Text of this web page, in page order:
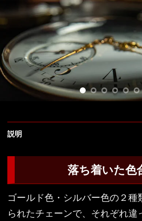
説明
落ち着いた色
ゴールド色・シルバー色の２種
られたチェーンで、それぞれ違